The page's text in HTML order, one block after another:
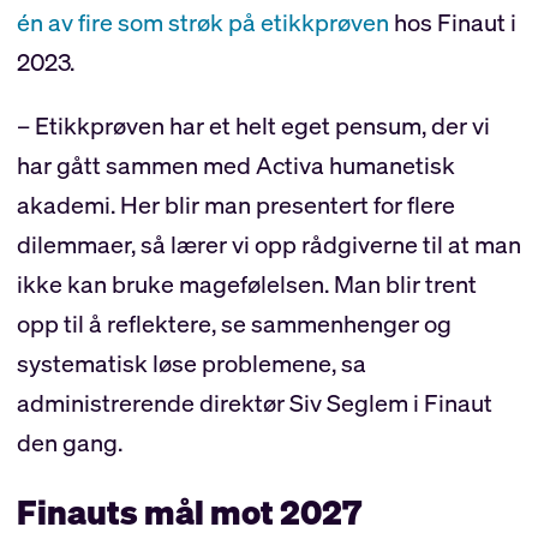
én av fire som strøk på etikkprøven hos Finaut i
2023.
– Etikkprøven har et helt eget pensum, der vi
har gått sammen med Activa humanetisk
akademi. Her blir man presentert for flere
dilemmaer, så lærer vi opp rådgiverne til at man
ikke kan bruke magefølelsen. Man blir trent
opp til å reflektere, se sammenhenger og
systematisk løse problemene, sa
administrerende direktør Siv Seglem i Finaut
den gang.
Finauts mål mot 2027